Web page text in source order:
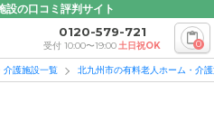
設の口コミ評判サイト
0120-579-721
受付 10:00〜19:00土日祝OK 0
介護施設一覧 北九州市の有料老人ホーム・介